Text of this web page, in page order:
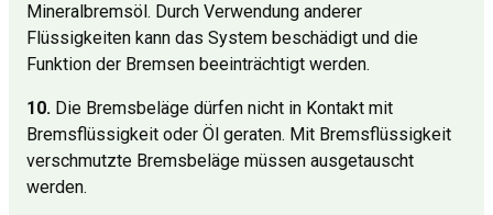
Mineralbremsöl. Durch Verwendung anderer
Flüssigkeiten kann das System beschädigt und die
Funktion der Bremsen beeinträchtigt werden.
10. Die Bremsbeläge dürfen nicht in Kontakt mit
Bremsflüssigkeit oder Öl geraten. Mit Bremsflüssigkeit
verschmutzte Bremsbeläge müssen ausgetauscht
werden.